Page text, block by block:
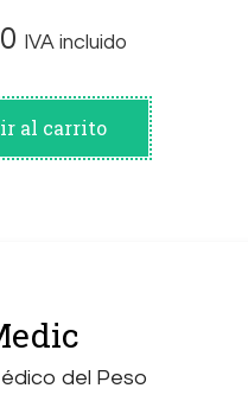
IVA incluido
al carrito
del Peso